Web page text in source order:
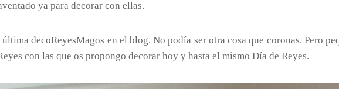
ya para decorar con ellas.
decoReyesMagos en el blog. No podía ser otra cosa que coronas. Pero
con las que os propongo decorar hoy y hasta el mismo Día de Reyes.